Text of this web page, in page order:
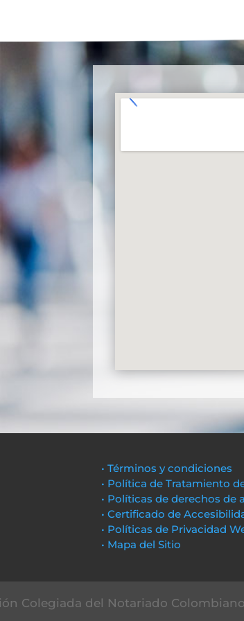
• Términos y condiciones
• Política de Tratamiento
• Políticas de derechos de
• Certificado de
• Políticas de Privacidad
• Mapa del Sitio
Colegiada del Notariado Colombiano